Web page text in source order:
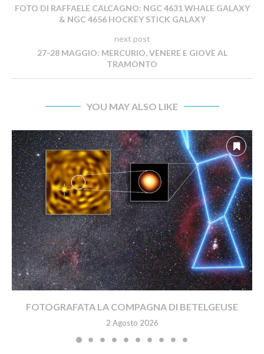
FOTO DI RAFFAELE CALCAGNO: NGC 4631 WHALE GALAXY
& NGC 4656 HOCKEY STICK GALAXY
next post
27-28 MAGGIO: MERCURIO, VENERE E GIOVE AL
TRAMONTO
YOU MAY ALSO LIKE
FOTOGRAFATA LA COMPAGNA DI BETELGEUSE
2 Agosto 2026